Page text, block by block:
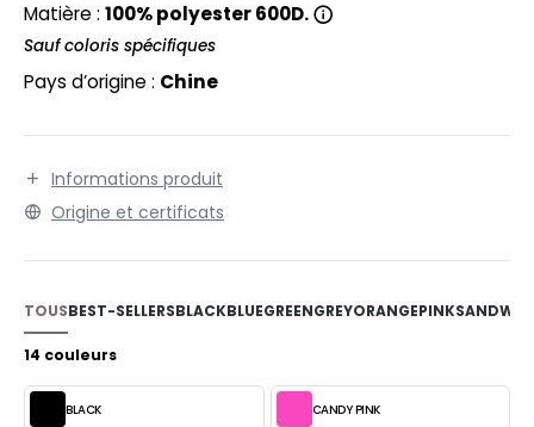
SHOPPING
ROW
OF THE LOOM
Matière : 100% polyester 600D.
Sauf coloris spécifiques
Pays d’origine : Chine
Informations produit
Origine et certificats
TOUSBEST-SELLERSBLACKBLUEGREENGREYORANGEPINKSAND
14 couleurs
BLACK CANDY PINK